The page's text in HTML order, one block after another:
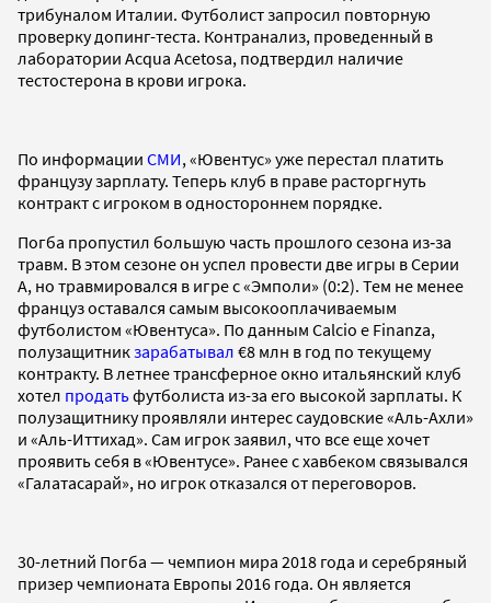
трибуналом Италии. Футболист запросил повторную
проверку допинг-теста. Контранализ, проведенный в
лаборатории Acqua Acetosa, подтвердил наличие
тестостерона в крови игрока.
По информации СМИ, «Ювентус» уже перестал платить
французу зарплату. Теперь клуб в праве расторгнуть
контракт с игроком в одностороннем порядке.
Погба пропустил большую часть прошлого сезона из‑за
травм. В этом сезоне он успел провести две игры в Серии
А, но травмировался в игре с «Эмполи» (0:2). Тем не менее
француз оставался самым высокооплачиваемым
футболистом «Ювентуса». По данным Calcio e Finanza,
полузащитникзарабатывал €8 млн в год по текущему
контракту. В летнее трансферное окно итальянский клуб
хотел продатьфутболиста из-за его высокой зарплаты. К
полузащитнику проявляли интерес саудовские «Аль-Ахли»
и «Аль-Иттихад». Сам игрок заявил, что все еще хочет
проявить себя в «Ювентусе». Ранее с хавбеком связывался
«Галатасарай», но игрок отказался от переговоров.
30-летний Погба — чемпион мира 2018 года и серебряный
призер чемпионата Европы 2016 года. Он является